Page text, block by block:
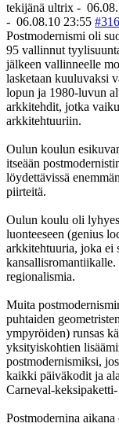
tekijänä ultrix -
- 06.08.10 23:55
Postmodernismi oli
95 vallinnut
jälkeen vallinneelle
lasketaan kuuluvaksi
lopun ja 1980-luvun
arkkitehdit, jotka
arkkitehtuuriin.
Oulun koulun
itseään
löydettävissä
piirteitä.
Oulun koulu oli
luonteeseen (genius
arkkitehtuuria, joka ei
regionalismia.
Muita
puhtaiden
ympyröiden) runsas
yksityiskohtien
postmodernismiksi,
kaikki päiväkodit ja
Carneval-
Postmodernina